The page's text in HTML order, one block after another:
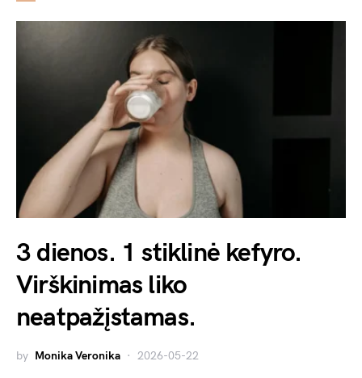
3 dienos. 1 stiklinė kefyro.
Virškinimas liko
neatpažįstamas.
by Monika Veronika 2026-05-22